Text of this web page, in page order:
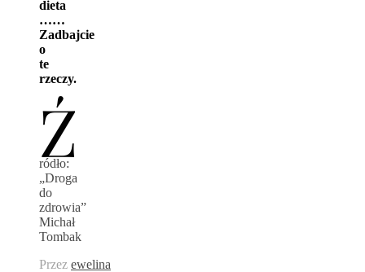
dieta
……
Zadbajcie
o
te
rzeczy.
Ź
ródło:
„Droga
do
zdrowia”
Michał
Tombak
Przez ewelina